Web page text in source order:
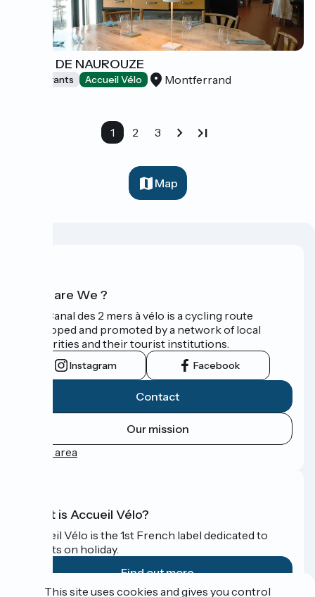
LE PAS DE NAUROUZE
Restaurants Accueil Vélo Montferrand
1 2 3
Map
Who are We ?
The Canal des 2 mers à vélo is a cycling route
developed and promoted by a network of local
authorities and their tourist institutions.
Instagram Facebook
Contact
Our mission
Press area
What is Accueil Vélo?
Accueil Vélo is the 1st French label dedicated to
cyclists on holiday.
Find out more
This site uses cookies and gives you control